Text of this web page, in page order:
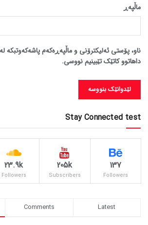
ماڵپه‌ڕ
ناو، پۆستی ئەلیکترۆنی و ماڵپەڕەکەم پاشەکەوتبکە
داهاتوو کاتێک تێبینیم نووسی.
Stay Connected test
137
Followers
205k
Subscribers
23.9k
Followers
Comments Latest